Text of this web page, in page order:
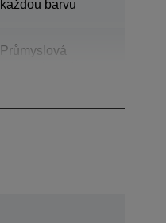
každou barvu
Průmyslová